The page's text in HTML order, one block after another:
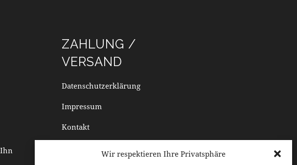
Wir respektieren Ihre Privatsphäre
ZAHLUNG /
VERSAND
Datenschutzerklärung
Impressum
Kontakt